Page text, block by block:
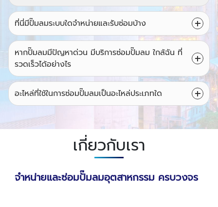
ที่นี่มีปั๊มลมระบบใดจำหน่ายและรับซ่อมบ้าง
หากปั๊มลมมีปัญหาด่วน มีบริการซ่อมปั๊มลม ใกล้ฉัน ที่
รวดเร็วได้อย่างไร
อะไหล่ที่ใช้ในการซ่อมปั๊มลมเป็นอะไหล่ประเภทใด
เกี่ยวกับเรา
จำหน่ายและซ่อมปั๊มลมอุตสาหกรรม ครบวงจร